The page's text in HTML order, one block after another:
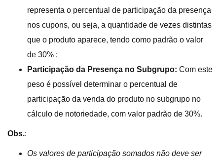
representa o percentual de participação da presença
nos cupons, ou seja, a quantidade de vezes distintas
que o produto aparece, tendo como padrão o valor
de 30% ;
Participação da Presença no Subgrupo: Com este
peso é possível determinar o percentual de
participação da venda do produto no subgrupo no
cálculo de notoriedade, com valor padrão de 30%.
Obs.:
Os valores de participação somados não deve ser